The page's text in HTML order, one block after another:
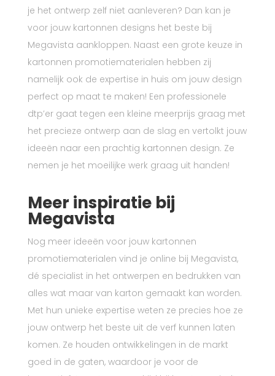
je het ontwerp zelf niet aanleveren? Dan kan je
voor jouw kartonnen designs het beste bij
Megavista aankloppen. Naast een grote keuze in
kartonnen promotiematerialen hebben zij
namelijk ook de expertise in huis om jouw design
perfect op maat te maken! Een professionele
dtp’er gaat tegen een kleine meerprijs graag met
het precieze ontwerp aan de slag en vertolkt jouw
ideeën naar een prachtig kartonnen design. Ze
nemen je het moeilijke werk graag uit handen!
Meer inspiratie bij
Megavista
Nog meer ideeën voor jouw kartonnen
promotiematerialen vind je online bij Megavista,
dé specialist in het ontwerpen en bedrukken van
alles wat maar van karton gemaakt kan worden.
Met hun unieke expertise weten ze precies hoe ze
jouw ontwerp het beste uit de verf kunnen laten
komen. Ze houden ontwikkelingen in de markt
goed in de gaten, waardoor je voor de